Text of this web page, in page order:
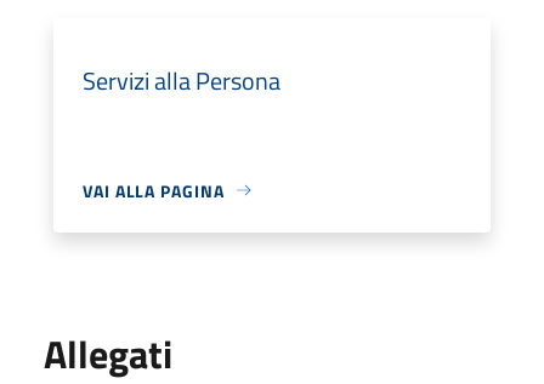
Servizi alla Persona
VAI ALLA PAGINA
Allegati